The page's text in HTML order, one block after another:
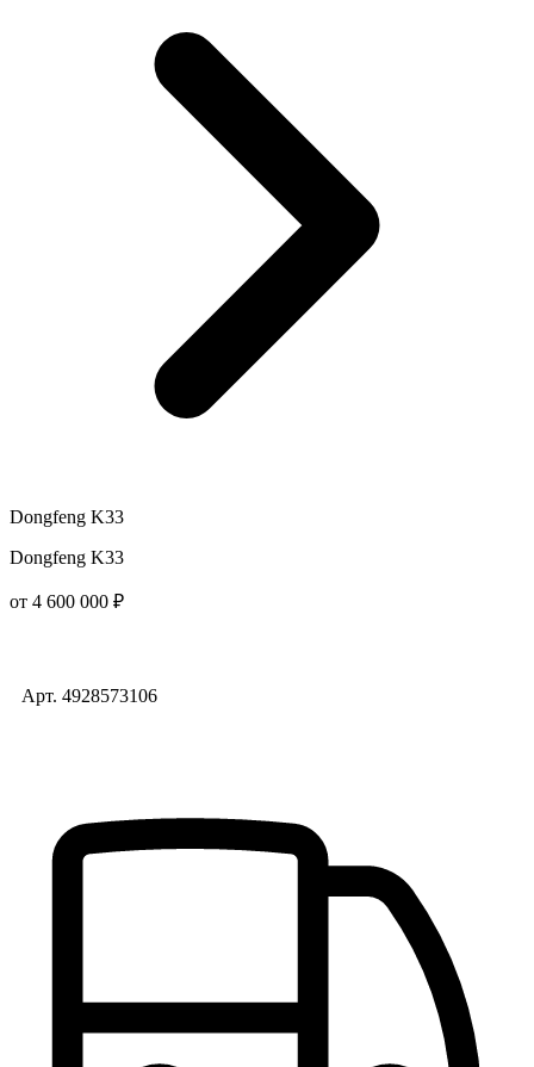
Dongfeng K33
Dongfeng K33
от 4 600 000 ₽
Арт. 4928573106